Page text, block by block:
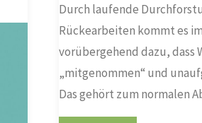
Durch laufende
Rückearbeiten kommt es
vorübergehend dazu, dass
„mitgenommen“ und
Das gehört zum normalen